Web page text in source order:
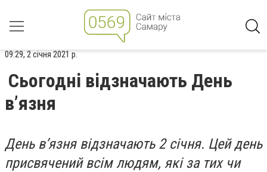
09:29, 2 січня 2021 р.
Сьогодні відзначають День
в’язня
День в’язня відзначають 2 січня. Цей день
присвячений всім людям, які за тих чи